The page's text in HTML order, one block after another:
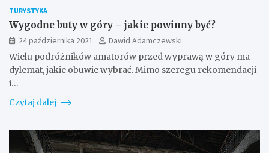
TURYSTYKA
Wygodne buty w góry – jakie powinny być?
24 października 2021
Dawid Adamczewski
Wielu podróżników amatorów przed wyprawą w góry ma
dylemat, jakie obuwie wybrać. Mimo szeregu rekomendacji
i…
Czytaj dalej